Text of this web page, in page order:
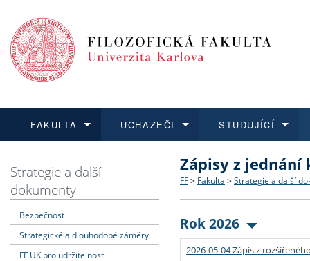
FAKULTA
Dozvědět se více
Struktura a historie
Strategie a další
Podpora a benefity pro
UCHAZEČI
Podat přihlášku
Co studovat a jak se
Učitelské studijní
Informace k průběhu
STUDUJÍCÍ
Dozvědět se více
Bakalářské a magisterské
Doktorské studium
Rigorózní řízení
Dozvědět se více
O vědě a výzkumu na FF
Akademické kvalifikace
Granty a projekty
Dozvědět se více
Aktuální nabídky a
Vyjíždějící studenti
Přijíždějící studenti
Strategie a další
dokumenty
Bezpečnost
Strategické a dlouhodobé záměry
FF UK pro udržitelnost
Zápisy z jednání
FF > Fakulta > Strategie a další
Rok 2026
2026-05-04 Zápis z